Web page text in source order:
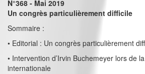
N°368 - Mai 2019
Un congrès particulièrement difficile
Sommaire :
• Editorial : Un congrès particulièrement
• Intervention d’Irvin Buchemeyer lors de
internationale